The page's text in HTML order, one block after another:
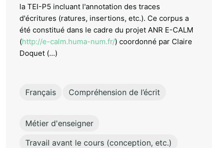
la TEI-P5 incluant l'annotation des traces
d'écritures (ratures, insertions, etc.). Ce corpus a
été constitué dans le cadre du projet ANR E-CALM
(http://e-calm.huma-num.fr/) coordonné par Claire
Doquet (...)
Français Compréhension de l’écrit
Métier d'enseigner
Travail avant le cours (conception, etc.)